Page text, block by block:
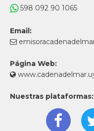
598 092 90 1065
Email:
Página Web:
Nuestras plataformas: